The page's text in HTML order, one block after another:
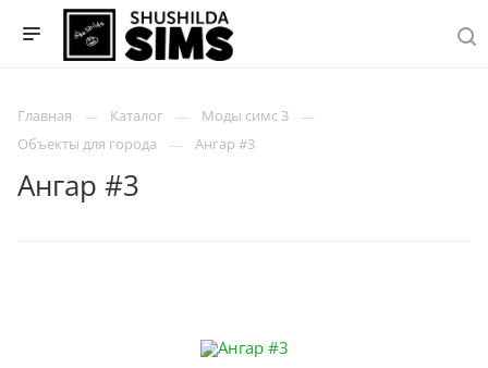
Главная Каталог
Моды симс 3
Объекты для города
Ангар #3
Ангар #3